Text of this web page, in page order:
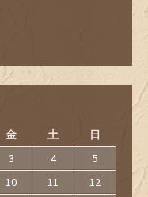
金 土 日
3 4
5
10 11
12